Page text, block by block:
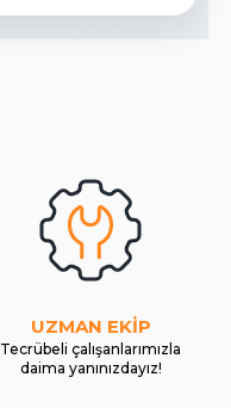
UZMAN EKİP
Tecrübeli çalışanlarımızla
daima yanınızdayız!